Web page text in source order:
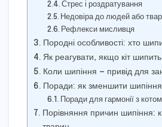
Стрес і роздратування
Недовіра до людей або
Рефлекси мисливця
Породні особливості: хто
Як реагувати, якщо кіт
Коли шипіння — привід для
Поради: як зменшити
Поради для гармонії з котом
Порівняння причин шипіння: